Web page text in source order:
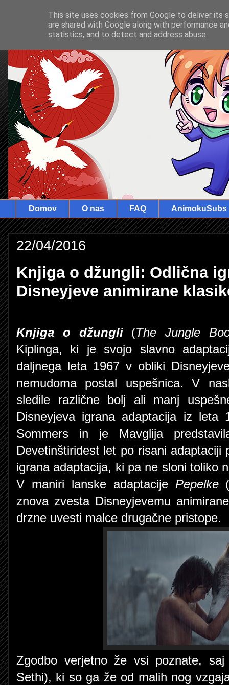
Domov O nas FAQ AnimokuSubs
22/04/2016
Knjiga o džungli: Odlična
Disneyjeve animirane
Knjiga o džungli(The Jungle
Kiplinga, ki je svojo slavno
daljnega leta 1967 v obliki
nemudoma postal uspešnica. V
sledile različne bolj ali manj
Disneyjeva igrana adaptacija iz leta
Sommers in je Mavglija
Devetinštiridest let po risani
igrana adaptacija, ki pa ne sloni toliko
V maniri lanske adaptacije Pepelke
znova zvesta Disneyjevemu
drzne uvesti malce drugačne pristope.
Zgodbo verjetno že vsi poznate,
Sethi), ki so ga že od malih nog
This site uses cookies from Google to deliver its
are shared with Google along with performance
statistics, and to detect and address abuse.